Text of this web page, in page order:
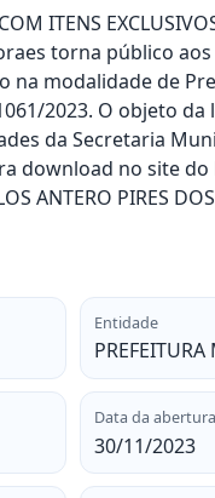
ITENS
torna público
modalidade de
2023. O objeto
da Secretaria
download no site
ANTERO PIRES
Entidade
Data da abertura
30/11/2023